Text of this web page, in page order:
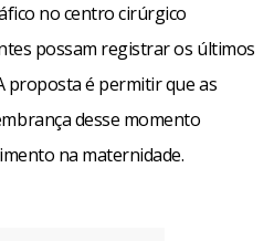
no centro cirúrgico
possam registrar os últimos
proposta é permitir que as
desse momento
na maternidade.